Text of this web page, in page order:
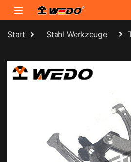
Skip to navigation
Skip to content
Start Stahl Werkzeuge